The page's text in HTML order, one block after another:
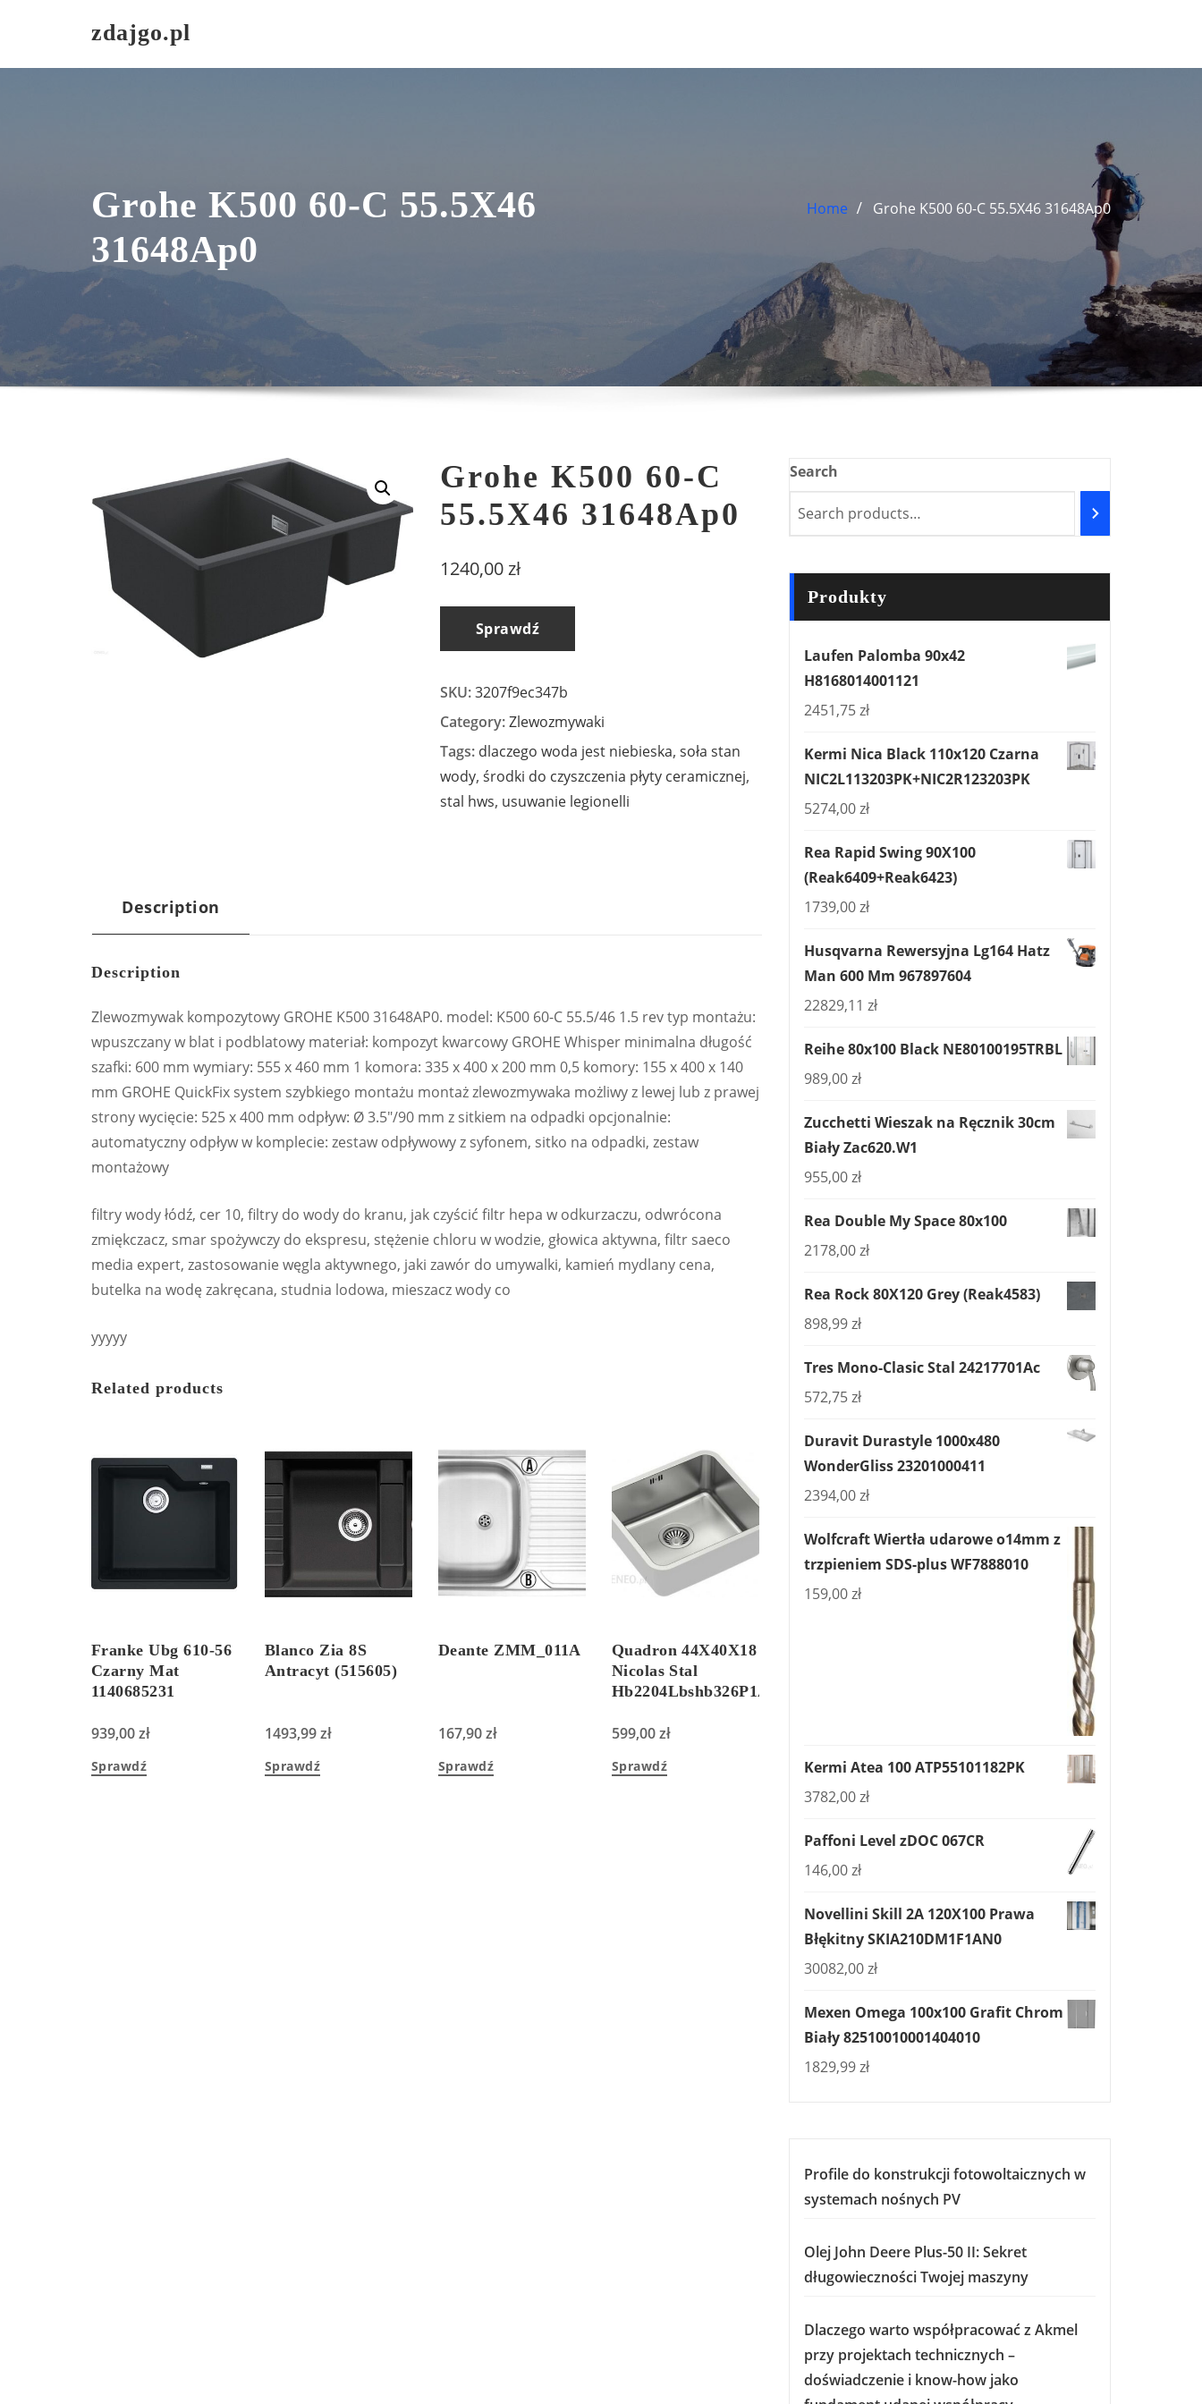
zdajgo.pl
Grohe K500 60-C 55.5X46
31648Ap0
Home Grohe K500 60-C 55.5X46 31648Ap0
Grohe K500 60-C
55.5X46 31648Ap0
1240,00zł
Sprawdź
SKU:3207f9ec347b
Category:Zlewozmywaki
Tags: dlaczego woda jest niebieska, soła stan
wody, środki do czyszczenia płyty ceramicznej,
stal hws, usuwanie legionelli
Description
Description
Zlewozmywak kompozytowy GROHE K500 31648AP0. model: K500 60-C 55.5/46 1.5 rev typ montażu:
wpuszczany w blat i podblatowy materiał: kompozyt kwarcowy GROHE Whisper minimalna długość
szafki: 600 mm wymiary: 555 x 460 mm 1 komora: 335 x 400 x 200 mm 0,5 komory: 155 x 400 x 140
mm GROHE QuickFix system szybkiego montażu montaż zlewozmywaka możliwy z lewej lub z prawej
strony wycięcie: 525 x 400 mm odpływ: Ø 3.5″/90 mm z sitkiem na odpadki opcjonalnie:
automatyczny odpływ w komplecie: zestaw odpływowy z syfonem, sitko na odpadki, zestaw
montażowy
filtry wody łódź, cer 10, filtry do wody do kranu, jak czyścić filtr hepa w odkurzaczu, odwrócona
zmiękczacz, smar spożywczy do ekspresu, stężenie chloru w wodzie, głowica aktywna, filtr saeco
media expert, zastosowanie węgla aktywnego, jaki zawór do umywalki, kamień mydlany cena,
butelka na wodę zakręcana, studnia lodowa, mieszacz wody co
yyyyy
Related products
Franke Ubg 610-56
Czarny Mat
1140685231
939,00zł
Sprawdź
Blanco Zia 8S
Antracyt (515605)
1493,99zł
Sprawdź
Deante ZMM_011A
167,90zł
Sprawdź
Quadron 44X40X18
Nicolas Stal
Hb2204Lbshb326P1Awbs
599,00zł
Sprawdź
Search
Produkty
Laufen Palomba 90x42
H8168014001121
2451,75zł
Kermi Nica Black 110x120 Czarna
NIC2L113203PK+NIC2R123203PK
5274,00zł
Rea Rapid Swing 90X100
(Reak6409+Reak6423)
1739,00zł
Husqvarna Rewersyjna Lg164 Hatz
Man 600 Mm 967897604
22829,11 zł
Reihe 80x100 Black NE80100195TRBL
989,00zł
Zucchetti Wieszak na Ręcznik 30cm
Biały Zac620.W1
955,00zł
Rea Double My Space 80x100
2178,00zł
Rea Rock 80X120 Grey (Reak4583)
898,99zł
Tres Mono-Clasic Stal 24217701Ac
572,75zł
Duravit Durastyle 1000x480
WonderGliss 23201000411
2394,00zł
Wolfcraft Wiertła udarowe o14mm z
trzpieniem SDS-plus WF7888010
159,00zł
Kermi Atea 100 ATP55101182PK
3782,00zł
Paffoni Level zDOC 067CR
146,00zł
Novellini Skill 2A 120X100 Prawa
Błękitny SKIA210DM1F1AN0
30082,00zł
Mexen Omega 100x100 Grafit Chrom
Biały 82510010001404010
1829,99zł
Profile do konstrukcji fotowoltaicznych w
systemach nośnych PV
Olej John Deere Plus-50 II: Sekret
długowieczności Twojej maszyny
Dlaczego warto współpracować z Akmel
przy projektach technicznych –
doświadczenie i know-how jako